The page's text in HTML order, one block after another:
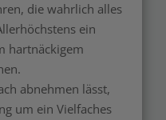
die wahrlich alles
ein
hartnäckigem
abnehmen lässt,
um ein Vielfaches